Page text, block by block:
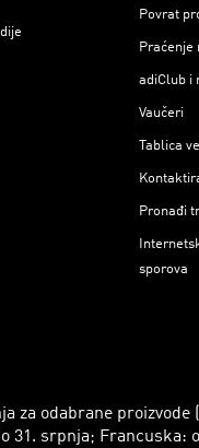
Povrat
Praćenje
adiClub i
Vaučeri
Tablica
Pronađi
sporova
odabrane proizvode
srpnja; Francuska: